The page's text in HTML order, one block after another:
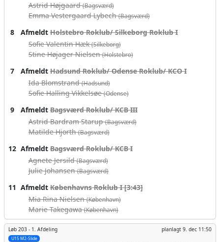
Astrid Højgaard(Bagsværd)
Emma Vestergaard Lybech(Bagsværd)
8 AfmeldtHolstebro Roklub/ Silkeborg Roklub I
Sofie Valentin Hæk(Silkeborg)
Stine Højager Nielsen(Holstebro)
7 AfmeldtHadsund Roklub/ Odense Roklub/ KCO I
Ida Blomstrand(Hadsund)
Sofie Halling Vikkelsøe(Odense)
9 AfmeldtBagsværd Roklub/ KCB III
Astrid Bardram Starup(Bagsværd)
Matilde Hjorth(Bagsværd)
12 AfmeldtBagsværd Roklub/ KCB I
Agnete Jersild(Bagsværd)
Julie Johansen(Bagsværd)
11 AfmeldtKøbenhavns Roklub I [3:43]
Mia Rina Nielsen(København)
Marie Takegawa(København)
Løb 203 - 1. Afdeling planlagt 9. dec 11:50
U15 M2-Slide